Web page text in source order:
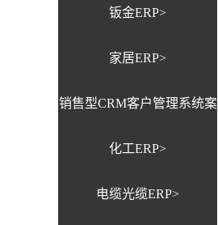
钣金ERP>
家居ERP>
销售型CRM客户管理系统案
例>
化工ERP>
电缆光缆ERP>